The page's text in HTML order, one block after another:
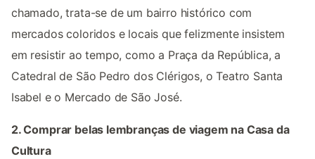
chamado, trata-se de um bairro histórico com
mercados coloridos e locais que felizmente insistem
em resistir ao tempo, como a Praça da República, a
Catedral de São Pedro dos Clérigos, o Teatro Santa
Isabel e o Mercado de São José.
2. Comprar belas lembranças de viagem na Casa da
Cultura